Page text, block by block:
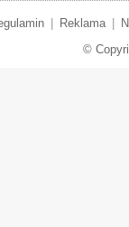
Reklama
©